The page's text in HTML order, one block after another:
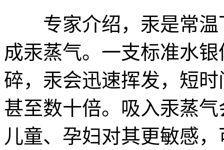
专家介绍，汞是常温
成汞蒸气。一支标准水
碎，汞会迅速挥发，短
甚至数十倍。吸入汞蒸
儿童、孕妇对其更敏感